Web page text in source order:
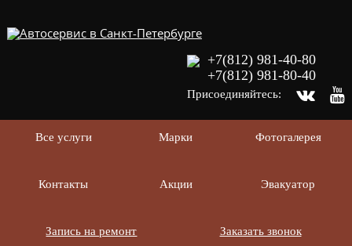
+7(812) 981-40-80
+7(812) 981-80-40
Присоединяйтесь:
Все услуги Марки Фотогалерея
Контакты Акции Эвакуатор
Заказать звонок
Запись на ремонт